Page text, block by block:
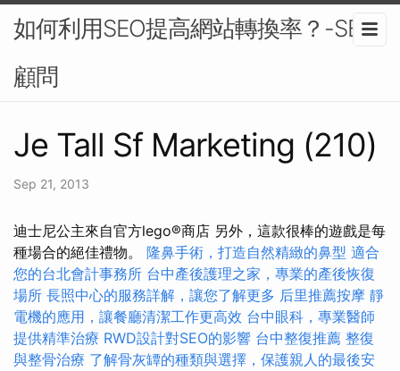
如何利用SEO提高網站轉換率？-SEO
顧問
Je Tall Sf Marketing (210)
Sep 21, 2013
迪士尼公主來自官方lego®商店 另外，這款很棒的遊戲是每
種場合的絕佳禮物。 隆鼻手術，打造自然精緻的鼻型 適合
您的台北會計事務所 台中產後護理之家，專業的產後恢復
場所 長照中心的服務詳解，讓您了解更多 后里推薦按摩 靜
電機的應用，讓餐廳清潔工作更高效 台中眼科，專業醫師
提供精準治療 RWD設計對SEO的影響 台中整復推薦 整復
與整骨治療 了解骨灰罈的種類與選擇，保護親人的最後安